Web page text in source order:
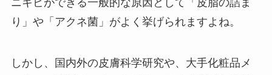
り」や「アクネ菌」がよく挙げられますよね。
しかし、国内外の皮膚科学研究や、大手化粧品メ